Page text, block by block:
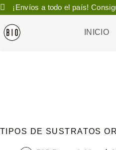
¡Envíos a todo el país!
al
INICIO
TIPOS DE SUSTRATOS